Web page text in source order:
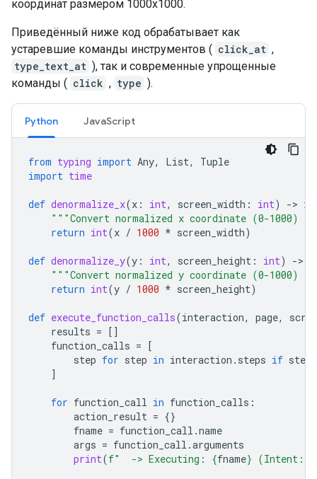
координат размером 1000x1000.
Приведённый ниже код обрабатывает как
устаревшие команды инструментов ( click_at ,
type_text_at ), так и современные упрощенные
команды ( click , type ).
Python JavaScript
from typing import Any, List,
Tuple
import time
def denormalize_x(x : int, screen_width : int) ->
"""Convert normalized x coordinate (0-1000)
return int(x / 1000 * screen_width)
def denormalize_y(y : int, screen_height : int) ->
"""Convert normalized y coordinate (0-1000)
return int(y / 1000 * screen_height)
def execute_function_calls(interaction, page,
results = []
function_calls = [
step for step in interaction . steps if step
]
for function_call in function_calls :
action_result = {}
fname = function_call .name
args = function_call .arguments
print(f"  -> Executing: {fname} (Intent: